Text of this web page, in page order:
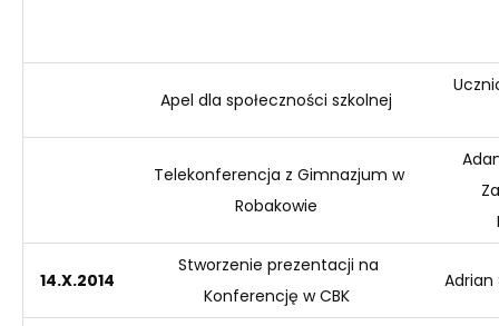
Apel dla społeczności szkolnej
Telekonferencja z Gimnazjum w
Robakowie
14.X.2014
Stworzenie prezentacji na
Konferencję w CBK
Adrian